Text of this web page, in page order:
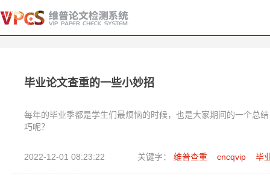
毕业论文查重的一些小妙招
每年的毕业季都是学生们最烦恼的时候，也是大家期间的一个总
巧呢？
2022-12-01 08:23:22 关键字： 维普查重 cncqvip 毕